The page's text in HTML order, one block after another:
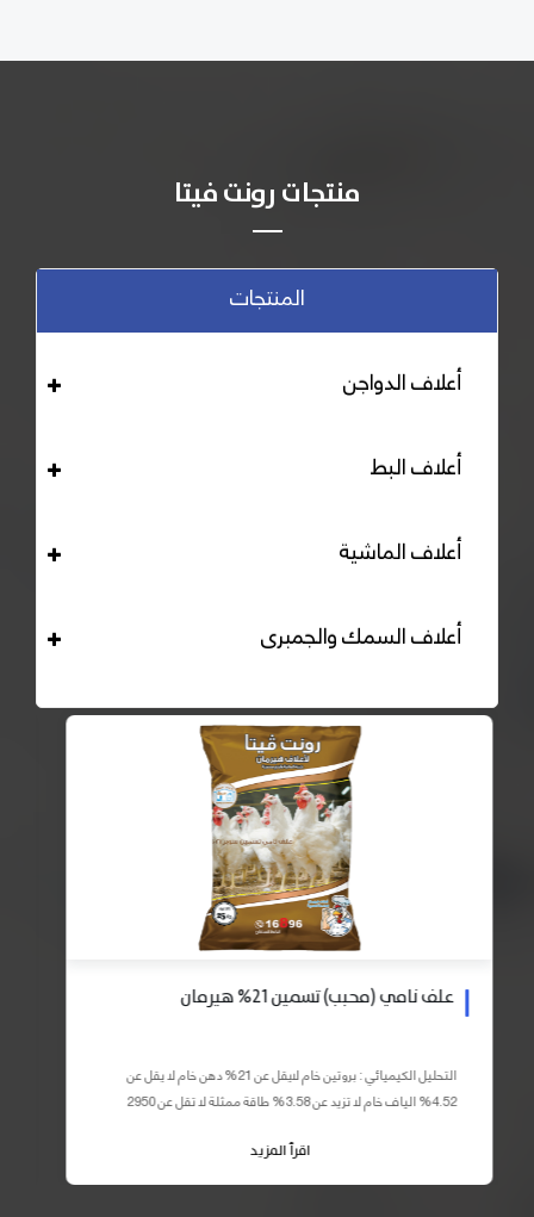
منتجات رونت فيتا
المنتجات
أعلاف الدواجن
أعلاف البط
أعلاف الماشية
أعلاف السمك والجمبرى
علف نامي (محبب) تسمين 21% هيرمان
التحليل الكيميائي : بروتين خام لايقل عن 21% دهن خام لا يقل عن
4.52% الياف خام لا تزيد عن 3.58% طاقة ممثلة لا تقل عن 2950
اقرأ المزيد